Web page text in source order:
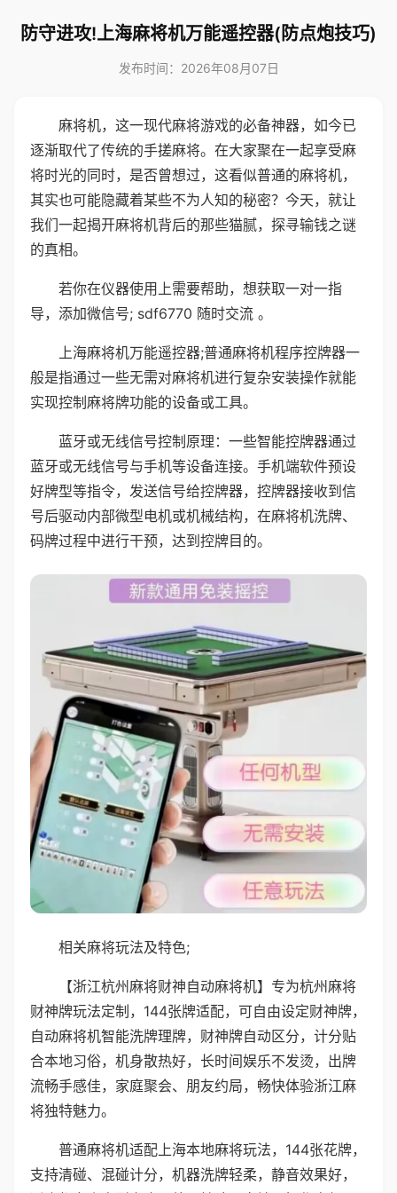
防守进攻!上海麻将机万能遥控器(防点炮技巧)
发布时间：2026年08月07日
麻将机，这一现代麻将游戏的必备神器，如今已
逐渐取代了传统的手搓麻将。在大家聚在一起享受麻
将时光的同时，是否曾想过，这看似普通的麻将机，
其实也可能隐藏着某些不为人知的秘密？今天，就让
我们一起揭开麻将机背后的那些猫腻，探寻输钱之谜
的真相。
若你在仪器使用上需要帮助，想获取一对一指
导，添加微信号; sdf6770 随时交流 。
上海麻将机万能遥控器;普通麻将机程序控牌器一
般是指通过一些无需对麻将机进行复杂安装操作就能
实现控制麻将牌功能的设备或工具。
蓝牙或无线信号控制原理：一些智能控牌器通过
蓝牙或无线信号与手机等设备连接。手机端软件预设
好牌型等指令，发送信号给控牌器，控牌器接收到信
号后驱动内部微型电机或机械结构，在麻将机洗牌、
码牌过程中进行干预，达到控牌目的。
相关麻将玩法及特色;
【浙江杭州麻将财神自动麻将机】专为杭州麻将
财神牌玩法定制，144张牌适配，可自由设定财神牌，
自动麻将机智能洗牌理牌，财神牌自动区分，计分贴
合本地习俗，机身散热好，长时间娱乐不发烫，出牌
流畅手感佳，家庭聚会、朋友约局，畅快体验浙江麻
将独特魅力。
普通麻将机适配上海本地麻将玩法，144张花牌，
支持清碰、混碰计分，机器洗牌轻柔，静音效果好，